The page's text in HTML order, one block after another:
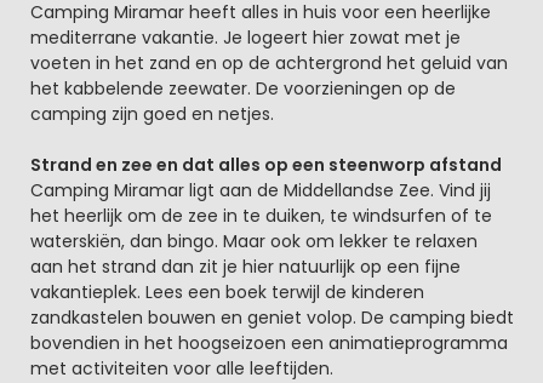
Camping Miramar heeft alles in huis voor een heerlijke
mediterrane vakantie. Je logeert hier zowat met je
voeten in het zand en op de achtergrond het geluid van
het kabbelende zeewater. De voorzieningen op de
camping zijn goed en netjes.
Strand en zee en dat alles op een steenworp afstand
Camping Miramar ligt aan de Middellandse Zee. Vind jij
het heerlijk om de zee in te duiken, te windsurfen of te
waterskiën, dan bingo. Maar ook om lekker te relaxen
aan het strand dan zit je hier natuurlijk op een fijne
vakantieplek. Lees een boek terwijl de kinderen
zandkastelen bouwen en geniet volop. De camping biedt
bovendien in het hoogseizoen een animatieprogramma
met activiteiten voor alle leeftijden.